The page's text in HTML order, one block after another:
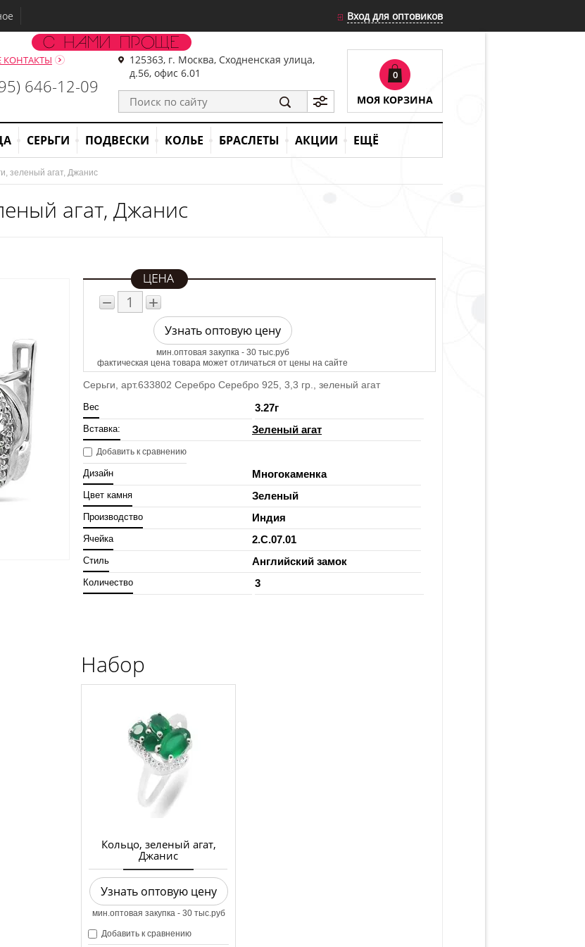
Вход для оптовиков
КОНТАКТЫ
646-12-09
125363, г. Москва, Сходненская улица,
д.56, офис 6.01
0
МОЯ КОРЗИНА
СЕРЬГИ ПОДВЕСКИ КОЛЬЕ БРАСЛЕТЫ АКЦИИ ЕЩЁ
зеленый агат, Джанис
агат, Джанис
− +
Узнать оптовую цену
мин.оптовая закупка - 30 тыс.руб
фактическая цена товара может отличаться от цены на сайте
Серьги, арт.633802 Серебро Серебро 925, 3,3 гр., зеленый агат
Вес 3.27г
Вставка: Зеленый агат
Добавить к сравнению
Дизайн Многокаменка
Цвет камня Зеленый
Производство Индия
Ячейка 2.C.07.01
Стиль Английский замок
Количество 3
Набор
Кольцо, зеленый агат,
Джанис
Узнать оптовую цену
мин.оптовая закупка - 30 тыс.руб
Добавить к сравнению